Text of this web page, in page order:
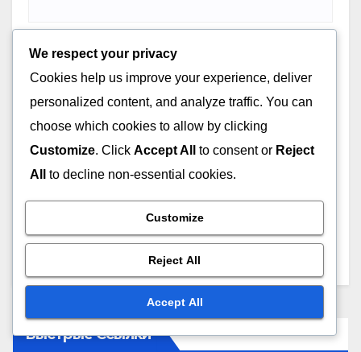
Website
Save my name, email, and website in this browser for
Быстрые Ссылки
We respect your privacy
Cookies help us improve your experience, deliver
personalized content, and analyze traffic. You can
choose which cookies to allow by clicking
Customize. Click Accept All to consent or Reject
All
to decline non-essential cookies.
Customize
Reject All
Accept All